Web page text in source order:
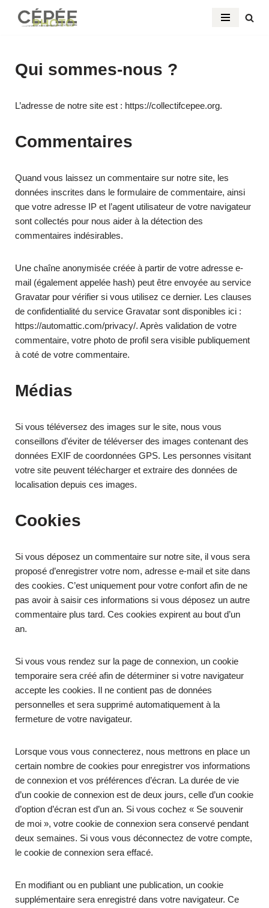
contenu
Qui sommes-nous ?
L’adresse de notre site est : https://collectifcepee.org.
Commentaires
Quand vous laissez un commentaire sur notre site, les
données inscrites dans le formulaire de commentaire, ainsi
que votre adresse IP et l’agent utilisateur de votre navigateur
sont collectés pour nous aider à la détection des
commentaires indésirables.
Une chaîne anonymisée créée à partir de votre adresse e-
mail (également appelée hash) peut être envoyée au service
Gravatar pour vérifier si vous utilisez ce dernier. Les clauses
de confidentialité du service Gravatar sont disponibles ici :
https://automattic.com/privacy/. Après validation de votre
commentaire, votre photo de profil sera visible publiquement
à coté de votre commentaire.
Médias
Si vous téléversez des images sur le site, nous vous
conseillons d’éviter de téléverser des images contenant des
données EXIF de coordonnées GPS. Les personnes visitant
votre site peuvent télécharger et extraire des données de
localisation depuis ces images.
Cookies
Si vous déposez un commentaire sur notre site, il vous sera
proposé d’enregistrer votre nom, adresse e-mail et site dans
des cookies. C’est uniquement pour votre confort afin de ne
pas avoir à saisir ces informations si vous déposez un autre
commentaire plus tard. Ces cookies expirent au bout d’un
an.
Si vous vous rendez sur la page de connexion, un cookie
temporaire sera créé afin de déterminer si votre navigateur
accepte les cookies. Il ne contient pas de données
personnelles et sera supprimé automatiquement à la
fermeture de votre navigateur.
Lorsque vous vous connecterez, nous mettrons en place un
certain nombre de cookies pour enregistrer vos informations
de connexion et vos préférences d’écran. La durée de vie
d’un cookie de connexion est de deux jours, celle d’un cookie
d’option d’écran est d’un an. Si vous cochez « Se souvenir
de moi », votre cookie de connexion sera conservé pendant
deux semaines. Si vous vous déconnectez de votre compte,
le cookie de connexion sera effacé.
En modifiant ou en publiant une publication, un cookie
supplémentaire sera enregistré dans votre navigateur. Ce